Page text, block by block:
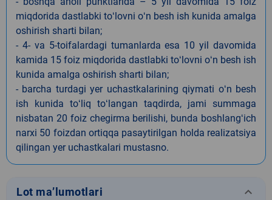
miqdorida dastlabki toʻlovni oʻn besh ish kunida amalga
oshirish sharti bilan;
- 4- va 5-toifalardagi tumanlarda esa 10 yil davomida
kamida 15 foiz miqdorida dastlabki toʻlovni oʻn besh ish
kunida amalga oshirish sharti bilan;
- barcha turdagi yer uchastkalarining qiymati oʻn besh
ish kunida toʻliq toʻlangan taqdirda, jami summaga
nisbatan 20 foiz chegirma berilishi, bunda boshlangʻich
narxi 50 foizdan ortiqqa pasaytirilgan holda realizatsiya
qilingan yer uchastkalari mustasno.
Lot ma’lumotlari keyboard_arrow_down